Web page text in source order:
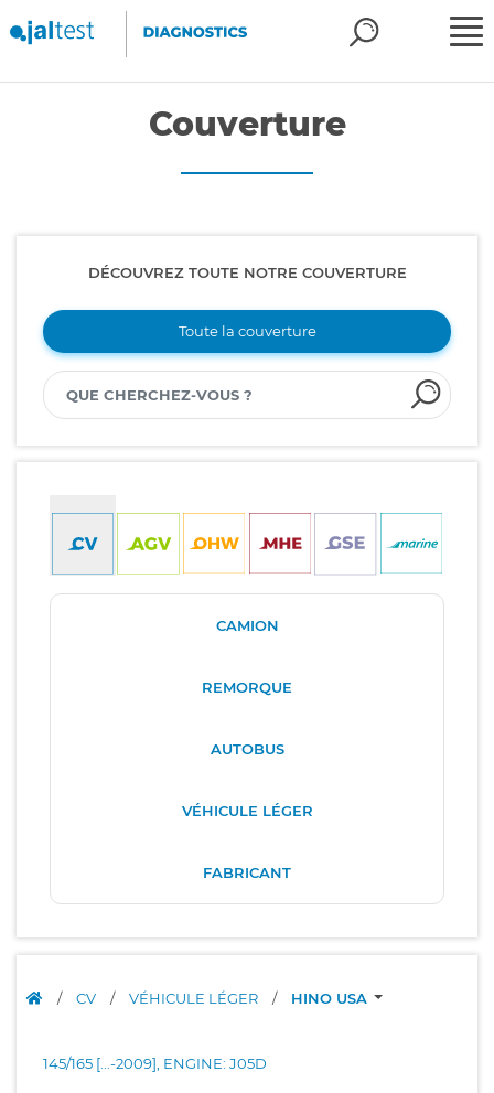
Couverture
DÉCOUVREZ TOUTE NOTRE COUVERTURE
Toute la couverture
CAMION
REMORQUE
AUTOBUS
VÉHICULE LÉGER
FABRICANT
/ CV / VÉHICULE LÉGER / HINO USA
145/165 [...-2009], ENGINE: J05D